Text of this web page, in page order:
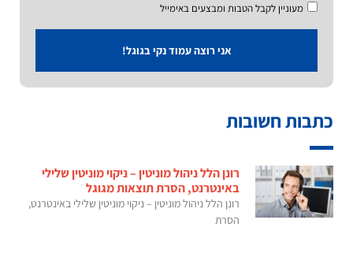
מעוניין לקבל הטבות ומבצעים באימייל
אני רוצה עמוד נקי בגוגל!
כתבות חשובות
רונן הלל ניהול מוניטין – ניקוי מוניטין שלילי
באינטרנט, הסרת תוצאות מגוגל
רונן הלל ניהול מוניטין – ניקוי מוניטין שלילי באינטרנט,
הסרת